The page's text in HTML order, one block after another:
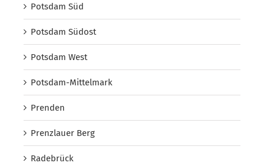
Potsdam Süd
Potsdam Südost
Potsdam West
Potsdam-Mittelmark
Prenden
Prenzlauer Berg
Radebrück